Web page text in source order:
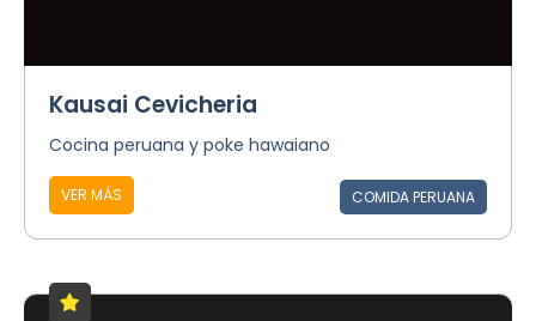
Kausai Cevicheria
Cocina peruana y poke hawaiano
VER MÁS COMIDA PERUANA